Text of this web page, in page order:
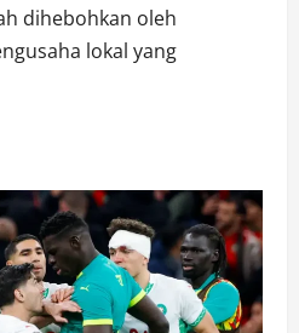
dihebohkan oleh
lokal yang